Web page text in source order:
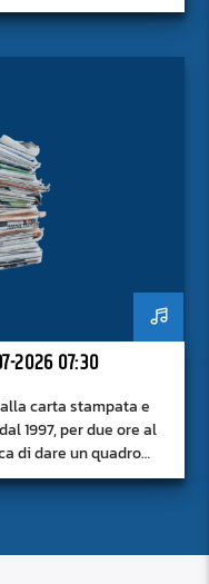
2026 07:30
carta stampata e
1997, per due ore al
di dare un quadro
senza fermarsi alla